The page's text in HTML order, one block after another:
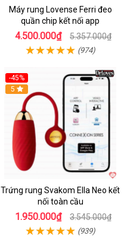
Máy rung Lovense Ferri đeo
quần chip kết nối app
4.500.000₫ 5.357.000₫
(974)
-45%
Hot
5
Trứng rung Svakom Ella Neo kết
nối toàn cầu
1.950.000₫ 3.545.000₫
(939)